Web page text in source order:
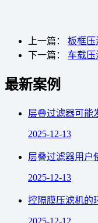
上一篇： 板框压
下一篇： 车载
最新案例
层叠过滤器可能
2025-12-13
层叠过滤器用户
2025-12-13
控隔膜压滤机的
2025-12-12